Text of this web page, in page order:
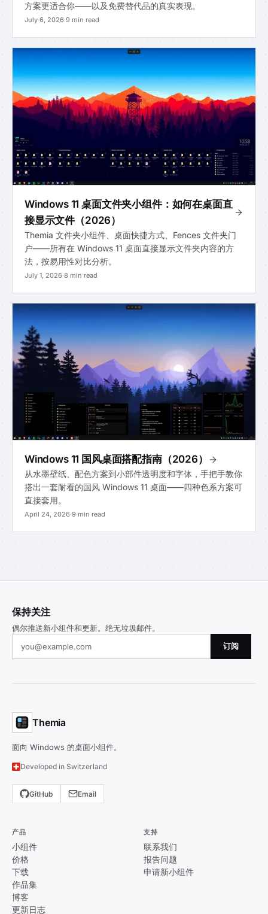
方案更适合你——以及免费替代品的真实表现。
July 6, 2026·9 min read
Windows 11 桌面文件夹小组件：如何在桌面直
接显示文件（2026）
Themia 文件夹小组件、桌面快捷方式、Fences 文件夹门
户——所有在 Windows 11 桌面直接显示文件夹内容的方
法，按易用性对比分析。
July 1, 2026·8 min read
Windows 11 国风桌面搭配指南（2026）
从水墨壁纸、配色方案到小部件透明度和字体，手把手教你
搭出一套耐看的国风 Windows 11 桌面——四种色系方案可
直接套用。
April 24, 2026·9 min read
保持关注
偶尔推送新小组件和更新。绝无垃圾邮件。
订阅
Themia
面向 Windows 的桌面小组件。
Developed in Switzerland
GitHub Email
产品
小组件
价格
下载
作品集
博客
更新日志
支持
联系我们
报告问题
申请新小组件